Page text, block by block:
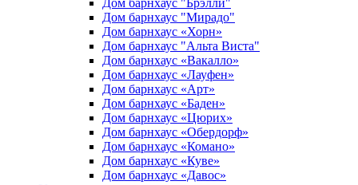
Дом барнхаус "Брэлли"
Дом барнхаус "Мирадо"
Дом барнхаус «Хорн»
Дом барнхаус "Альта Виста"
Дом барнхаус «Вакалло»
Дом барнхаус «Лауфен»
Дом барнхаус «Арт»
Дом барнхаус «Баден»
Дом барнхаус «Цюрих»
Дом барнхаус «Обердорф»
Дом барнхаус «Комано»
Дом барнхаус «Куве»
Дом барнхаус «Давос»